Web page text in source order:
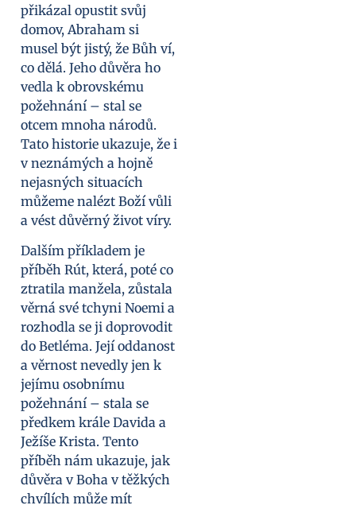
přikázal opustit svůj
domov, Abraham si
musel být jistý, že Bůh ví,
co dělá. Jeho důvěra ho
vedla k obrovskému
požehnání – stal se
otcem mnoha národů.
Tato historie ukazuje, že i
v neznámých a hojně
nejasných situacích
můžeme nalézt Boží vůli
a vést důvěrný život víry.
Dalším příkladem je
příběh Rút, která, poté co
ztratila manžela, zůstala
věrná své tchyni Noemi a
rozhodla se ji doprovodit
do Betléma. Její oddanost
a věrnost nevedly jen k
jejímu osobnímu
požehnání – stala se
předkem krále Davida a
Ježíše Krista. Tento
příběh nám ukazuje, jak
důvěra v Boha v těžkých
chvílích může mít